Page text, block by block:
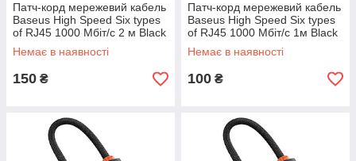
Патч-корд мережевий кабель
Baseus High Speed Six types
of RJ45 1000 Мбіт/с 2 м Black
(WKJS000101)
Немає в наявності
150 ₴
Патч-корд мережевий кабель
Baseus High Speed Six types
of RJ45 1000 Мбіт/с 1м Black
(PCWL-B01)
Немає в наявності
100 ₴